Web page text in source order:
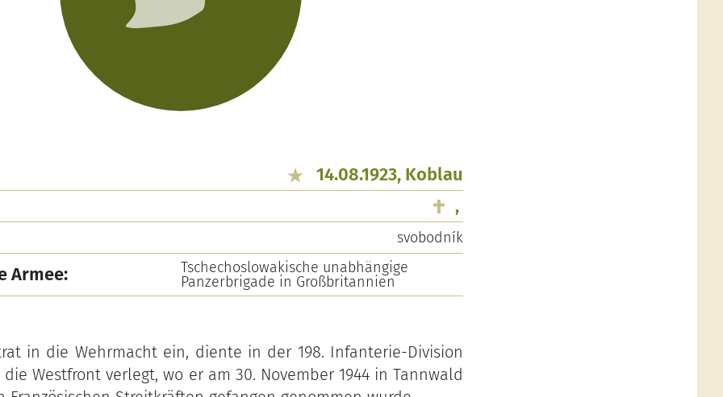
14.08.1923, Koblau
,
svobodník
Armee:
Tschechoslowakische unabhängige
Panzerbrigade in Großbritannien
in die Wehrmacht ein, diente in der 198. Infanterie-Division
Westfront verlegt, wo er am 30. November 1944 in Tannwald